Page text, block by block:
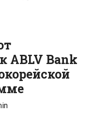
ABLV Bank